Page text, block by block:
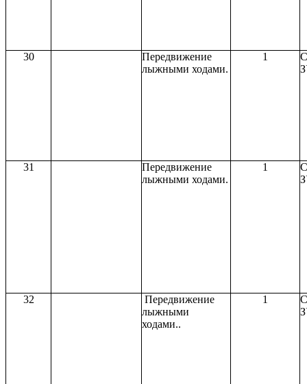
30
Передвижение
лыжными ходами.
1
31
Передвижение
лыжными ходами.
1
32
Передвижение
лыжными
ходами..
1